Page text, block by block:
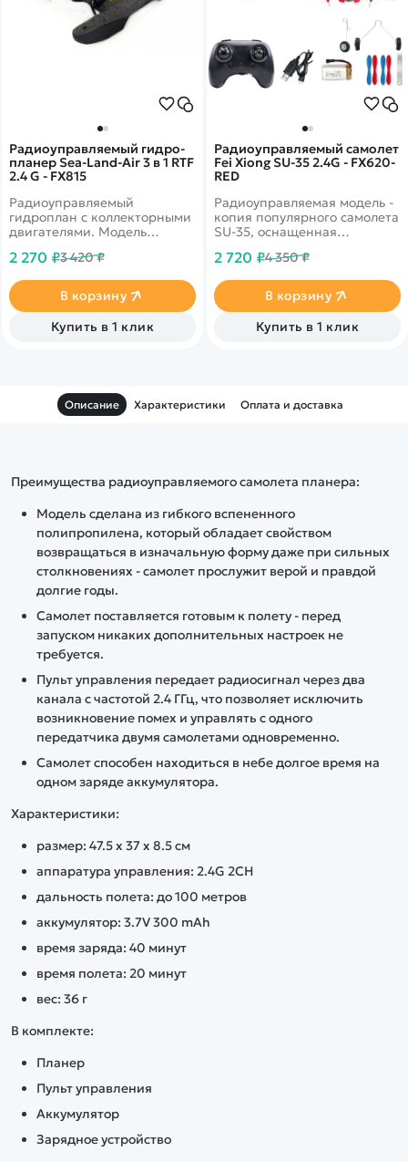
Радиоуправляемый гидро-
планер Sea-Land-Air 3 в 1 RTF
2.4 G - FX815
Радиоуправляемый
гидроплан с коллекторными
двигателями. Модель
водной поверхности так и с
пульта - 100 метров, а
каналов управления - 2.
Время игры достиагет 10
2 270 ₽3 420 ₽
В корзину
Купить в 1 клик
Радиоуправляемый самолет
Fei Xiong SU-35 2.4G - FX620-
RED
Радиоуправляемая модель -
копия популярного самолета
SU-35, оснащенная
До 10 минут полета без
действия достигает 100
метров. Цвет розовый.
2 720 ₽4 350 ₽
В корзину
Купить в 1 клик
Описание Характеристики Оплата и доставка
Преимущества радиоуправляемого самолета планера:
Модель сделана из гибкого вспененного
полипропилена, который обладает свойством
возвращаться в изначальную форму даже при сильных
столкновениях - самолет прослужит верой и правдой
долгие годы.
Самолет поставляется готовым к полету - перед
запуском никаких дополнительных настроек не
требуется.
Пульт управления передает радиосигнал через два
канала с частотой 2.4 ГГц, что позволяет исключить
возникновение помех и управлять с одного
передатчика двумя самолетами одновременно.
Самолет способен находиться в небе долгое время на
одном заряде аккумулятора.
Характеристики:
размер: 47.5 x 37 x 8.5 см
аппаратура управления: 2.4G 2CH
дальность полета: до 100 метров
аккумулятор: 3.7V 300 mAh
время заряда: 40 минут
время полета: 20 минут
вес: 36 г
В комплекте:
Планер
Пульт управления
Аккумулятор
Зарядное устройство